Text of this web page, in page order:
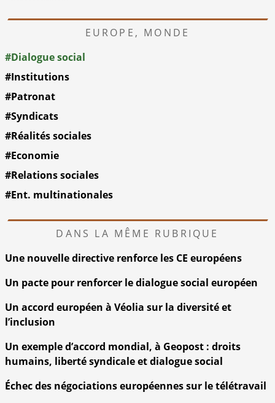
EUROPE, MONDE
#Dialogue social
#Institutions
#Patronat
#Syndicats
#Réalités sociales
#Economie
#Relations sociales
#Ent. multinationales
DANS LA MÊME RUBRIQUE
Une nouvelle directive renforce les CE européens
Un pacte pour renforcer le dialogue social européen
Un accord européen à Véolia sur la diversité et
l’inclusion
Un exemple d’accord mondial, à Geopost : droits
humains, liberté syndicale et dialogue social
Échec des négociations européennes sur le télétravail